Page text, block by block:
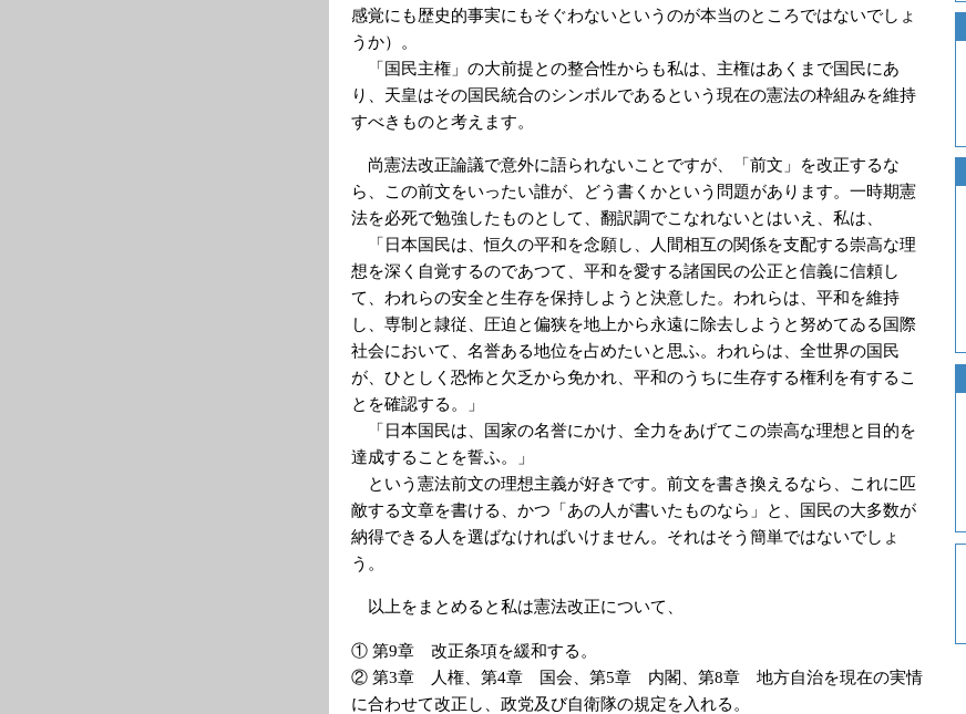
感覚にも歴史的事実にもそぐわないというのが本当のところではないでしょ
うか）。
「国民主権」の大前提との整合性からも私は、主権はあくまで国民にあ
り、天皇はその国民統合のシンボルであるという現在の憲法の枠組みを維持
すべきものと考えます。
尚憲法改正論議で意外に語られないことですが、「前文」を改正するな
ら、この前文をいったい誰が、どう書くかという問題があります。一時期憲
法を必死で勉強したものとして、翻訳調でこなれないとはいえ、私は、
「日本国民は、恒久の平和を念願し、人間相互の関係を支配する崇高な理
想を深く自覚するのであつて、平和を愛する諸国民の公正と信義に信頼し
て、われらの安全と生存を保持しようと決意した。われらは、平和を維持
し、専制と隷従、圧迫と偏狭を地上から永遠に除去しようと努めてゐる国際
社会において、名誉ある地位を占めたいと思ふ。われらは、全世界の国民
が、ひとしく恐怖と欠乏から免かれ、平和のうちに生存する権利を有するこ
とを確認する。」
「日本国民は、国家の名誉にかけ、全力をあげてこの崇高な理想と目的を
達成することを誓ふ。」
という憲法前文の理想主義が好きです。前文を書き換えるなら、これに匹
敵する文章を書ける、かつ「あの人が書いたものなら」と、国民の大多数が
納得できる人を選ばなければいけません。それはそう簡単ではないでしょ
う。
以上をまとめると私は憲法改正について、
① 第9章 改正条項を緩和する。
② 第3章 人権、第4章 国会、第5章 内閣、第8章 地方自治を現在の実情
に合わせて改正し、政党及び自衛隊の規定を入れる。